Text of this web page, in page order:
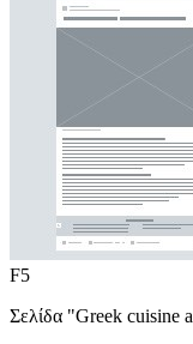
F5
Σελίδα "Greek cuisine